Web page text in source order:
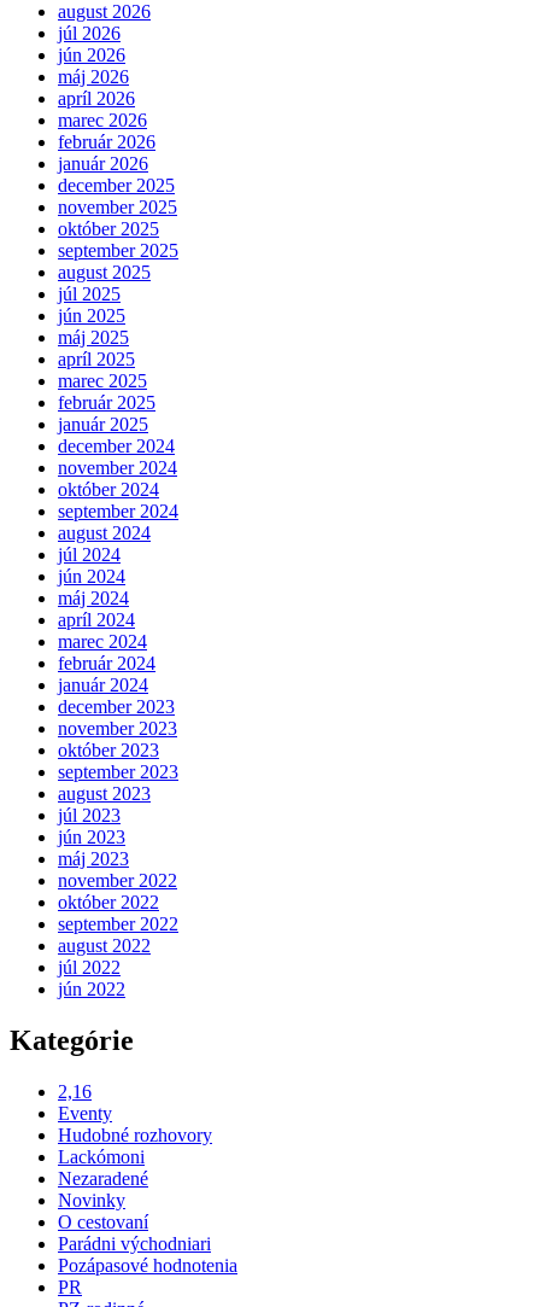
august 2026
júl 2026
jún 2026
máj 2026
apríl 2026
marec 2026
február 2026
január 2026
december 2025
november 2025
október 2025
september 2025
august 2025
júl 2025
jún 2025
máj 2025
apríl 2025
marec 2025
február 2025
január 2025
december 2024
november 2024
október 2024
september 2024
august 2024
júl 2024
jún 2024
máj 2024
apríl 2024
marec 2024
február 2024
január 2024
december 2023
november 2023
október 2023
september 2023
august 2023
júl 2023
jún 2023
máj 2023
november 2022
október 2022
september 2022
august 2022
júl 2022
jún 2022
Kategórie
2,16
Eventy
Hudobné rozhovory
Lackómoni
Nezaradené
Novinky
O cestovaní
Parádni východniari
Pozápasové hodnotenia
PR